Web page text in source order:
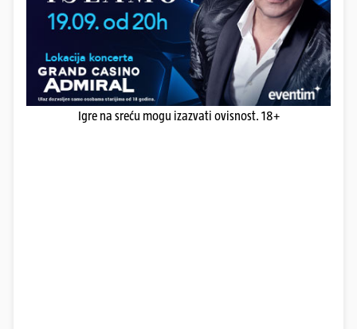
Igre na sreću mogu izazvati ovisnost. 18+